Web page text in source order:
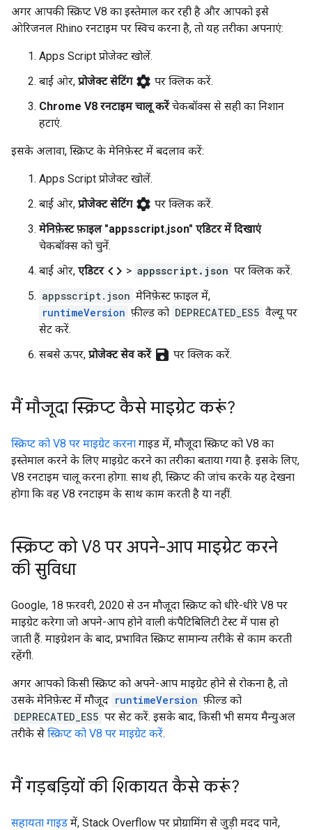
अगर आपकी स्क्रिप्ट V8 का इस्तेमाल कर रही है और आपको इसे
ओरिजनल Rhino रनटाइम पर स्विच करना है, तो यह तरीका अपनाएं:
Apps Script प्रोजेक्ट खोलें.
बाईं ओर, प्रोजेक्ट सेटिंग settings पर क्लिक करें.
Chrome V8 रनटाइम चालू करेंचेकबॉक्स से सही का निशान
हटाएं.
इसके अलावा, स्क्रिप्ट के मेनिफ़ेस्ट में बदलाव करें:
Apps Script प्रोजेक्ट खोलें.
बाईं ओर, प्रोजेक्ट सेटिंग settings पर क्लिक करें.
मेनिफ़ेस्ट फ़ाइल "appsscript.json" एडिटर में दिखाएं
चेकबॉक्स को चुनें.
बाईं ओर, एडिटर code > appsscript.json पर क्लिक करें.
appsscript.json मेनिफ़ेस्ट फ़ाइल में,
runtimeVersion फ़ील्ड को DEPRECATED_ES5 वैल्यू पर
सेट करें.
सबसे ऊपर, प्रोजेक्ट सेव करें save पर क्लिक करें.
मैं मौजूदा स्क्रिप्ट कैसे माइग्रेट करूं?
स्क्रिप्ट को V8 पर माइग्रेट करना गाइड में, मौजूदा स्क्रिप्ट को V8 का
इस्तेमाल करने के लिए माइग्रेट करने का तरीका बताया गया है. इसके लिए,
V8 रनटाइम चालू करना होगा. साथ ही, स्क्रिप्ट की जांच करके यह देखना
होगा कि वह V8 रनटाइम के साथ काम करती है या नहीं.
स्क्रिप्ट को V8 पर अपने-आप माइग्रेट करने
की सुविधा
Google, 18 फ़रवरी, 2020 से उन मौजूदा स्क्रिप्ट को धीरे-धीरे V8 पर
माइग्रेट करेगा जो अपने-आप होने वाली कंपैटिबिलिटी टेस्ट में पास हो
जाती हैं. माइग्रेशन के बाद, प्रभावित स्क्रिप्ट सामान्य तरीके से काम करती
रहेंगी.
अगर आपको किसी स्क्रिप्ट को अपने-आप माइग्रेट होने से रोकना है, तो
उसके मेनिफ़ेस्ट में मौजूद runtimeVersion फ़ील्ड को
DEPRECATED_ES5 पर सेट करें. इसके बाद, किसी भी समय मैन्युअल
तरीके से स्क्रिप्ट को V8 पर माइग्रेट करें.
मैं गड़बड़ियों की शिकायत कैसे करूं?
सहायता गाइड में, Stack Overflow पर प्रोग्रामिंग से जुड़ी मदद पाने,